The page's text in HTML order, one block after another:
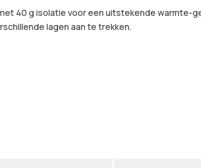
40 g isolatie voor een uitstekende warmte-
lagen aan te trekken.